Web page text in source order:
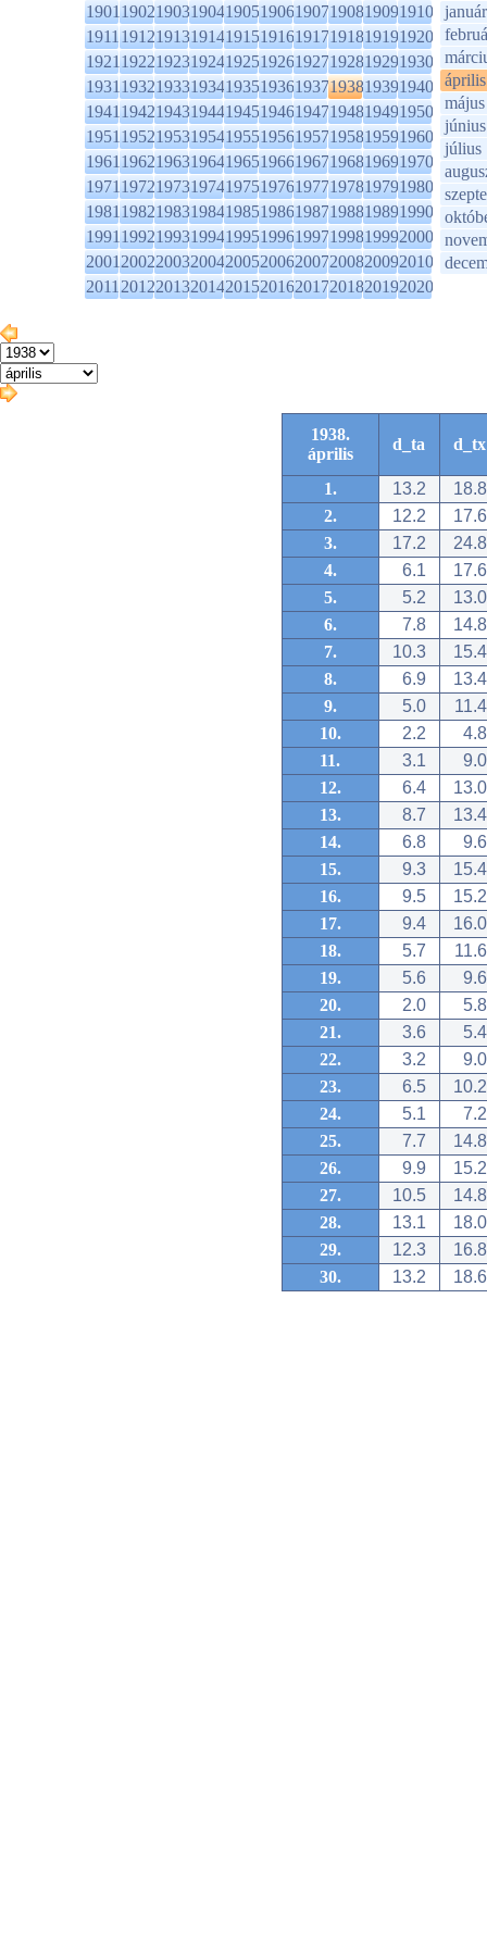
1901190219031904190519061907190819091910
1911191219131914191519161917191819191920
1921192219231924192519261927192819291930
1931193219331934193519361937193819391940
1941194219431944194519461947194819491950
1951195219531954195519561957195819591960
1961196219631964196519661967196819691970
1971197219731974197519761977197819791980
1981198219831984198519861987198819891990
1991199219931994199519961997199819992000
2001200220032004200520062007200820092010
2011201220132014201520162017201820192020
január
április
május
június
július
1938.
április
d_ta d_tx
1. 13.2
18.8
2.
12.2
17.6
3.
17.2
24.8
4.
6.1
17.6
5.
5.2
13.0
6.
7.8
14.8
7.
10.3
15.4
8.
6.9
13.4
9.
5.0
11.4
10.
2.2
4.8
11.
3.1
9.0
12.
6.4
13.0
13.
8.7
13.4
14.
6.8
9.6
15.
9.3
15.4
16.
9.5
15.2
17.
9.4
16.0
18.
5.7
11.6
19.
5.6
9.6
20.
2.0
5.8
21.
3.6
5.4
22.
3.2
9.0
23.
6.5
10.2
24.
5.1
7.2
25.
7.7
14.8
26.
9.9
15.2
27.
10.5
14.8
28.
13.1
18.0
29.
12.3
16.8
30.
13.2 18.6